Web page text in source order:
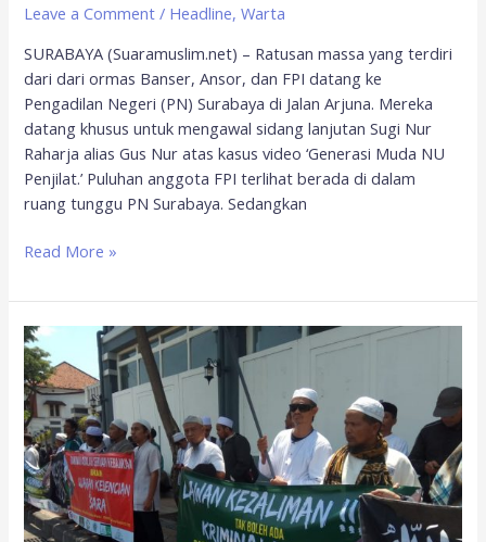
Leave a Comment / Headline,Warta
SURABAYA (Suaramuslim.net) – Ratusan massa yang terdiri
dari dari ormas Banser, Ansor, dan FPI datang ke
Pengadilan Negeri (PN) Surabaya di Jalan Arjuna. Mereka
datang khusus untuk mengawal sidang lanjutan Sugi Nur
Raharja alias Gus Nur atas kasus video ‘Generasi Muda NU
Penjilat.’ Puluhan anggota FPI terlihat berada di dalam
ruang tunggu PN Surabaya. Sedangkan
Read More »
Gus
Nur
Dipanggil
Satreskim
Polrestabes
Surabaya,
Ada
Apa?